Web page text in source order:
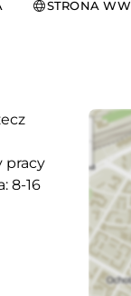
STRONA
pracy
8-16